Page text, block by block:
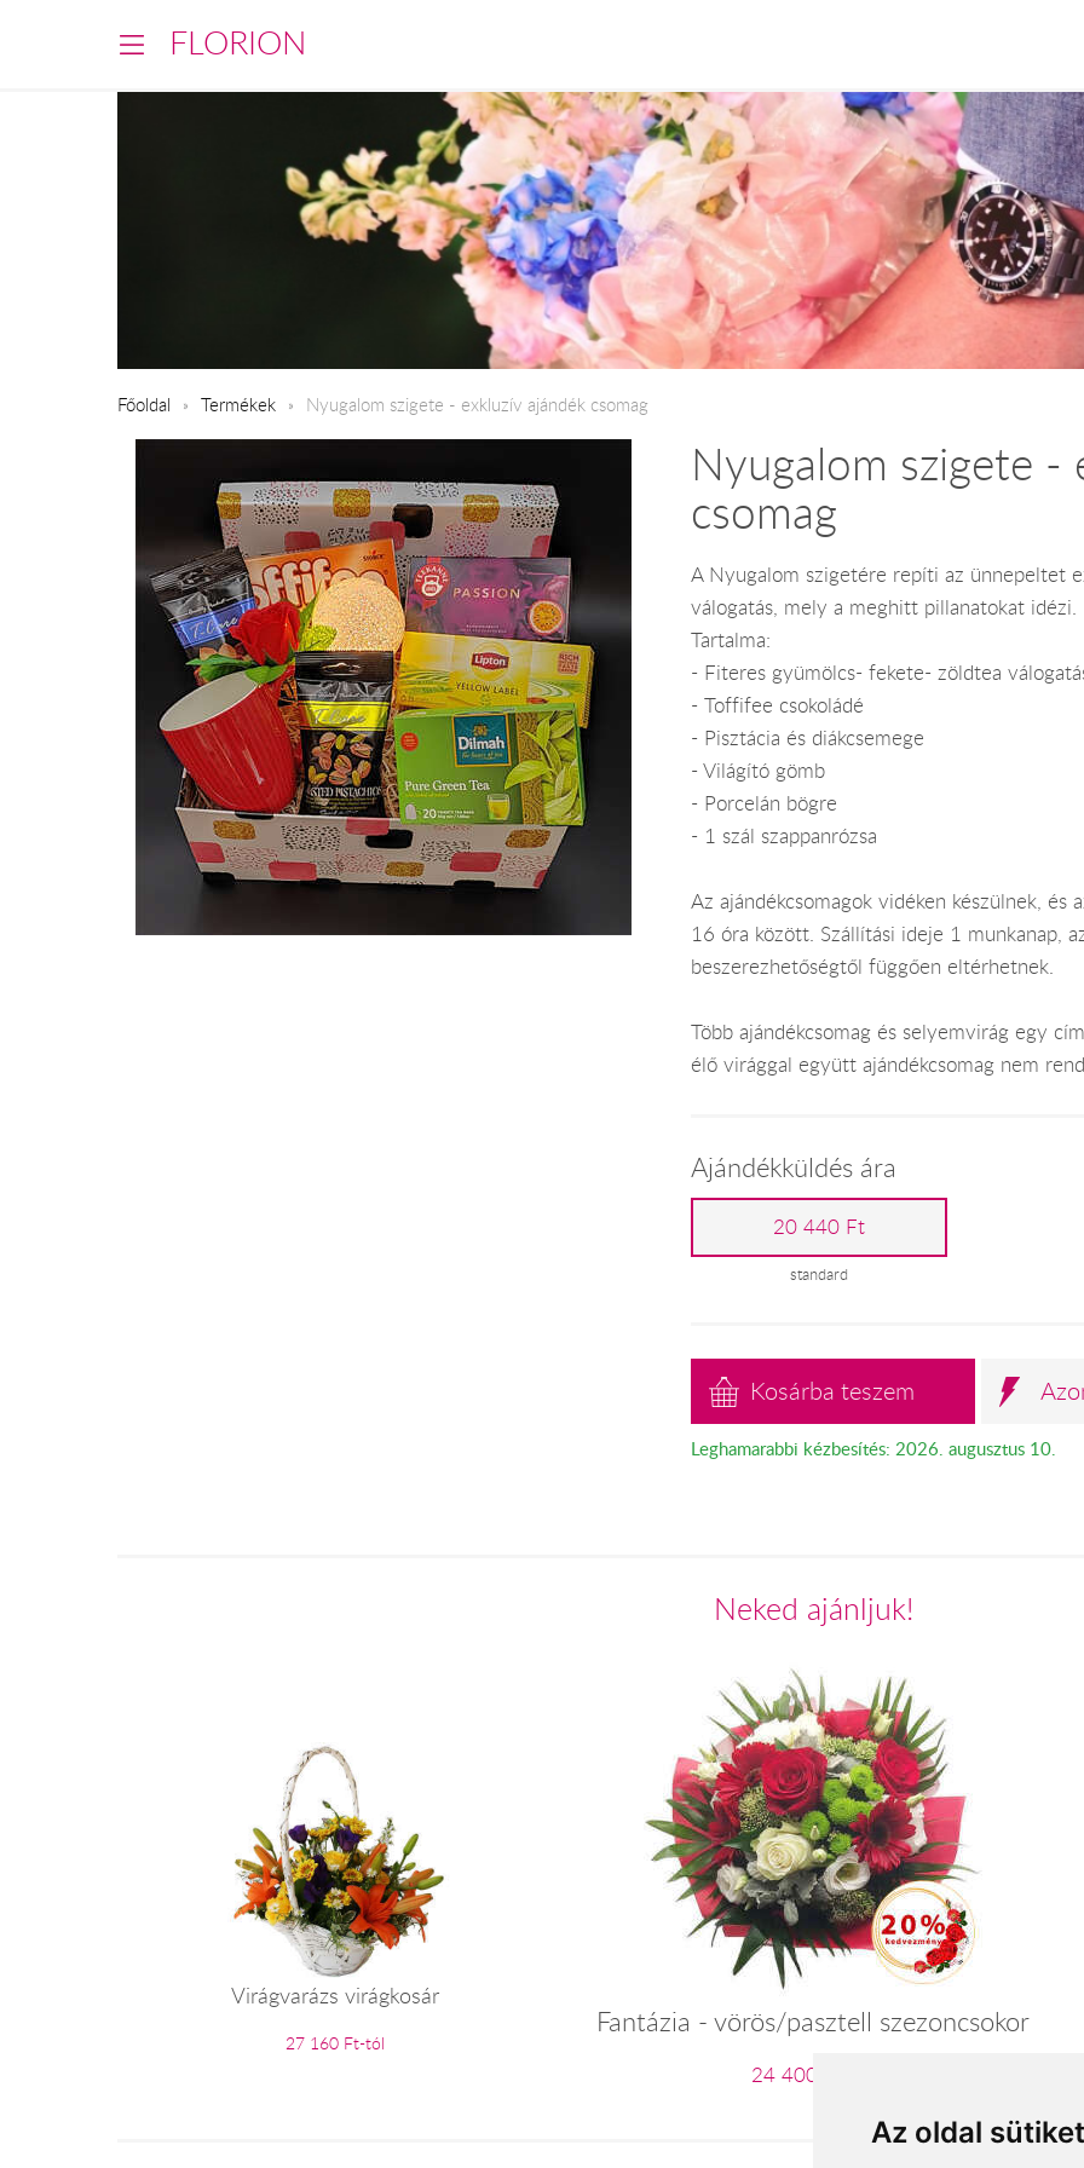
Az oldal
FLORION
Főoldal Termékek Nyugalom szigete - exkluzív ajándék csomag
Nyugalom szigete -
csomag
A Nyugalom szigetére repíti az ünnepeltet
válogatás, mely a meghitt pillanatokat idézi.
Tartalma:
- Fiteres gyümölcs- fekete- zöldtea
- Toffifee csokoládé
- Pisztácia és diákcsemege
- Világító gömb
- Porcelán bögre
- 1 szál szappanrózsa
Az ajándékcsomagok vidéken készülnek,
16 óra között. Szállítási ideje 1 munkanap,
beszerezhetőségtől függően eltérhetnek.
Több ajándékcsomag és selyemvirág egy
élő virággal együtt ajándékcsomag nem
Ajándékküldés ára
20 440 Ft
standard
Kosárba teszem
Leghamarabbi kézbesítés: 2026. augusztus 10.
Neked ajánljuk!
Virágvarázs virágkosár
27 160 Ft-tól
Fantázia - vörös/pasztell szezoncsokor
24 400 Ft-tól